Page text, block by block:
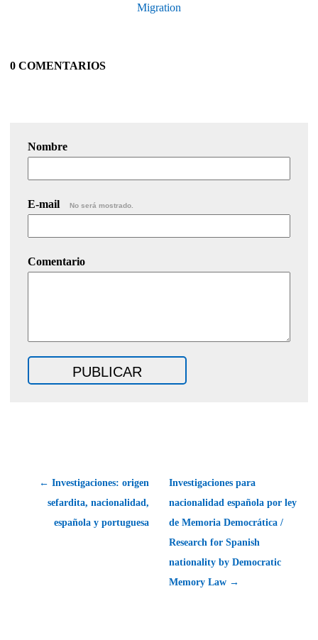
Migration
0 COMENTARIOS
Nombre
E-mail No será mostrado.
Comentario
← Investigaciones: origen
sefardita, nacionalidad,
española y portuguesa
Investigaciones para
nacionalidad española por ley
de Memoria Democrática /
Research for Spanish
nationality by Democratic
Memory Law →